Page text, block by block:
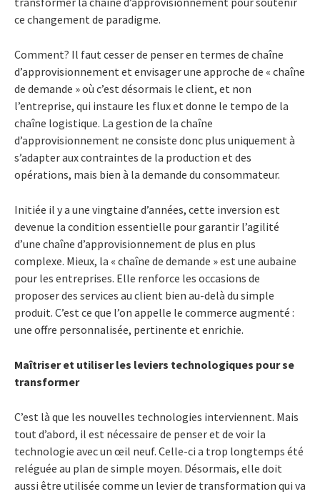
ce changement de paradigme.
Comment? Il faut cesser de penser en termes de chaîne
d’approvisionnement et envisager une approche de « chaîne
de demande » où c’est désormais le client, et non
l’entreprise, qui instaure les flux et donne le tempo de la
chaîne logistique. La gestion de la chaîne
d’approvisionnement ne consiste donc plus uniquement à
s’adapter aux contraintes de la production et des
opérations, mais bien à la demande du consommateur.
Initiée il y a une vingtaine d’années, cette inversion est
devenue la condition essentielle pour garantir l’agilité
d’une chaîne d’approvisionnement de plus en plus
complexe. Mieux, la « chaîne de demande » est une aubaine
pour les entreprises. Elle renforce les occasions de
proposer des services au client bien au-delà du simple
produit. C’est ce que l’on appelle le commerce augmenté :
une offre personnalisée, pertinente et enrichie.
Maîtriser et utiliser les leviers technologiques pour se
transformer
C’est là que les nouvelles technologies interviennent. Mais
tout d’abord, il est nécessaire de penser et de voir la
technologie avec un œil neuf. Celle-ci a trop longtemps été
reléguée au plan de simple moyen. Désormais, elle doit
aussi être utilisée comme un levier de transformation qui va